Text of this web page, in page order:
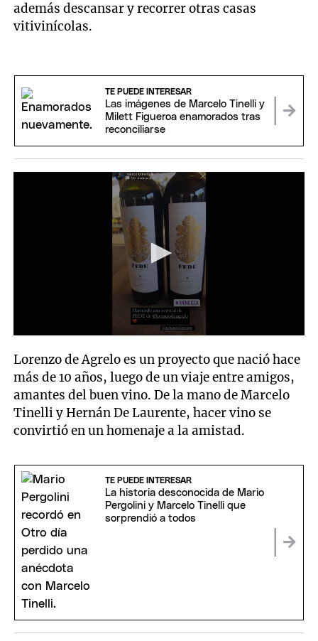
además descansar y recorrer otras casas
vitivinícolas.
TE PUEDE INTERESAR
Las imágenes de Marcelo Tinelli y
Milett Figueroa enamorados tras
reconciliarse
of
46
seconds
Lorenzo de Agrelo es un proyecto que nació hace
más de 10 años, luego de un viaje entre amigos,
amantes del buen vino. De la mano de Marcelo
Tinelli y Hernán De Laurente, hacer vino se
convirtió en un homenaje a la amistad.
TE PUEDE INTERESAR
La historia desconocida de Mario
Pergolini y Marcelo Tinelli que
sorprendió a todos